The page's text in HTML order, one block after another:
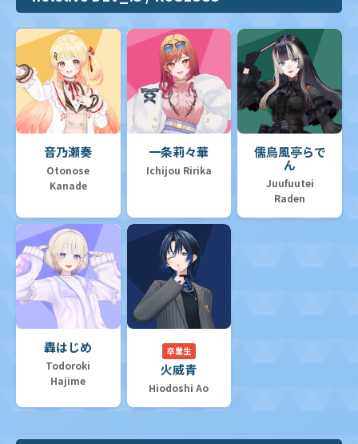
音乃瀬奏
Otonose
Kanade
一条莉々華
Ichijou Ririka
儒烏風亭らで
ん
Juufuutei
Raden
轟はじめ
Todoroki
Hajime
卒業生
火威青
Hiodoshi Ao